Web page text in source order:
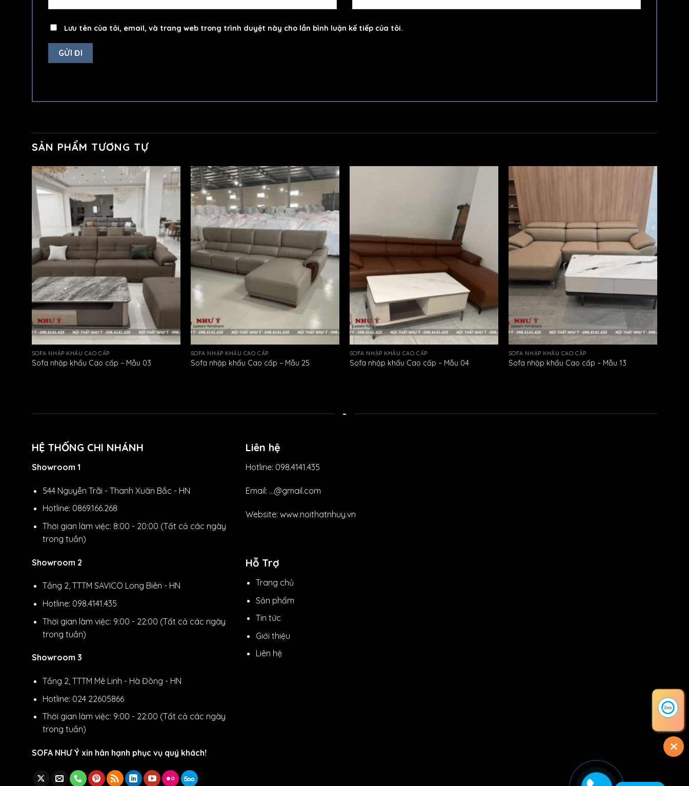
Lưu tên của tôi, email, và trang web trong trình duyệt này cho lần bình luận kế tiếp của tôi.
SẢN PHẨM TƯƠNG TỰ
SOFA NHẬP KHẨU CAO CẤP
Sofa nhập khẩu Cao cấp – Mẫu 03
SOFA NHẬP KHẨU CAO CẤP
Sofa nhập khẩu Cao cấp – Mẫu 25
SOFA NHẬP KHẨU CAO CẤP
Sofa nhập khẩu Cao cấp – Mẫu 04
SOFA NHẬP KHẨU CAO CẤP
Sofa nhập khẩu Cao cấp – Mẫu 13
-
HỆ THỐNG CHI NHÁNH
Showroom 1
544 Nguyễn Trãi - Thanh Xuân Bắc - HN
Hotline: 0869.166.268
Thời gian làm việc: 8:00 - 20:00 (Tất cả các ngày
trong tuần)
Showroom 2
Tầng 2, TTTM SAVICO Long Biên - HN
Hotline: 098.4141.435
Thời gian làm việc: 9:00 - 22:00 (Tất cả các ngày
trong tuần)
Showroom 3
Tầng 2, TTTM Mê Linh - Hà Đông - HN
Hotline: 024 22605866
Thời gian làm việc: 9:00 - 22:00 (Tất cả các ngày
trong tuần)
SOFA NHƯ Ý xin hân hạnh phục vụ quý khách!
Liên hệ
Hotline: 098.4141.435
Email: ...@gmail.com
Website: www.noithatnhuy.vn
Hỗ Trợ
Trang chủ
Sản phẩm
Tin tức
Giới thiệu
Liên hệ